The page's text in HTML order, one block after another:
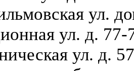
ул.
ул. д. 77-
ул. д.